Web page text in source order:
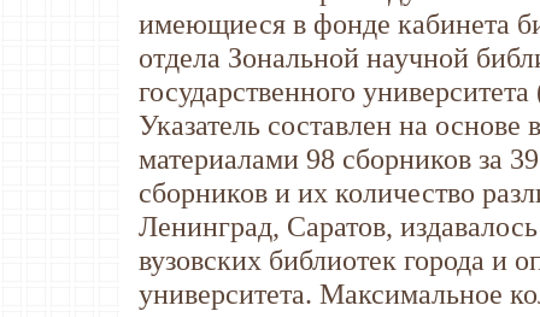
имеющиеся в фонде кабинета
отдела Зональной научной
государственного
Указатель составлен на основе
материалами 98 сборников за
сборников и их количество
Ленинград, Саратов,
вузовских библиотек города и
университета. Максимальное